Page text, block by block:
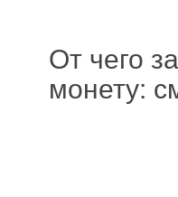
От чего
монету: